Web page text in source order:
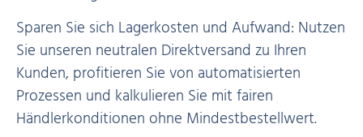
Sparen Sie sich Lagerkosten und Aufwand: Nutzen
Sie unseren neutralen Direktversand zu Ihren
Kunden, profitieren Sie von automatisierten
Prozessen und kalkulieren Sie mit fairen
Händlerkonditionen ohne Mindestbestellwert.